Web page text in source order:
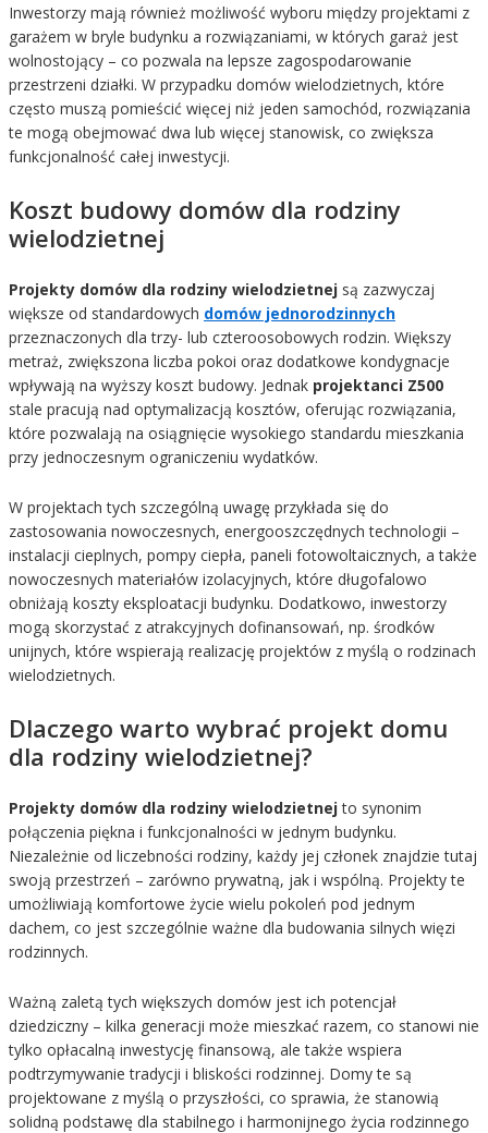
Inwestorzy mają również możliwość wyboru między projektami z
garażem w bryle budynku a rozwiązaniami, w których garaż jest
wolnostojący – co pozwala na lepsze zagospodarowanie
przestrzeni działki. W przypadku domów wielodzietnych, które
często muszą pomieścić więcej niż jeden samochód, rozwiązania
te mogą obejmować dwa lub więcej stanowisk, co zwiększa
funkcjonalność całej inwestycji.
Koszt budowy domów dla rodziny
wielodzietnej
Projekty domów dla rodziny wielodzietnej są zazwyczaj
większe od standardowych domów jednorodzinnych
przeznaczonych dla trzy- lub czteroosobowych rodzin. Większy
metraż, zwiększona liczba pokoi oraz dodatkowe kondygnacje
wpływają na wyższy koszt budowy. Jednak projektanci Z500
stale pracują nad optymalizacją kosztów, oferując rozwiązania,
które pozwalają na osiągnięcie wysokiego standardu mieszkania
przy jednoczesnym ograniczeniu wydatków.
W projektach tych szczególną uwagę przykłada się do
zastosowania nowoczesnych, energooszczędnych technologii –
instalacji cieplnych, pompy ciepła, paneli fotowoltaicznych, a także
nowoczesnych materiałów izolacyjnych, które długofalowo
obniżają koszty eksploatacji budynku. Dodatkowo, inwestorzy
mogą skorzystać z atrakcyjnych dofinansowań, np. środków
unijnych, które wspierają realizację projektów z myślą o rodzinach
wielodzietnych.
Dlaczego warto wybrać projekt domu
dla rodziny wielodzietnej?
Projekty domów dla rodziny wielodzietnejto synonim
połączenia piękna i funkcjonalności w jednym budynku.
Niezależnie od liczebności rodziny, każdy jej członek znajdzie tutaj
swoją przestrzeń – zarówno prywatną, jak i wspólną. Projekty te
umożliwiają komfortowe życie wielu pokoleń pod jednym
dachem, co jest szczególnie ważne dla budowania silnych więzi
rodzinnych.
Ważną zaletą tych większych domów jest ich potencjał
dziedziczny – kilka generacji może mieszkać razem, co stanowi nie
tylko opłacalną inwestycję finansową, ale także wspiera
podtrzymywanie tradycji i bliskości rodzinnej. Domy te są
projektowane z myślą o przyszłości, co sprawia, że stanowią
solidną podstawę dla stabilnego i harmonijnego życia rodzinnego